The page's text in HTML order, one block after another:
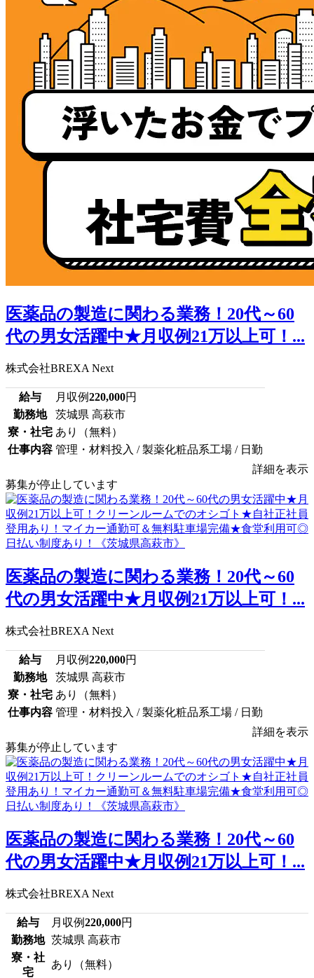
医薬品の製造に関わる業務！20代～60
代の男女活躍中★月収例21万以上可！...
株式会社BREXA Next
給与 月収例220,000円
勤務地
茨城県 高萩市
寮・社宅 あり（無料）
仕事内容 管理・材料投入 / 製薬化粧品系工場 / 日勤
詳細を表示
募集が停止しています
医薬品の製造に関わる業務！20代～60
代の男女活躍中★月収例21万以上可！...
株式会社BREXA Next
給与 月収例220,000円
勤務地
茨城県 高萩市
寮・社宅 あり（無料）
仕事内容 管理・材料投入 / 製薬化粧品系工場 / 日勤
詳細を表示
募集が停止しています
医薬品の製造に関わる業務！20代～60
代の男女活躍中★月収例21万以上可！...
株式会社BREXA Next
給与 月収例220,000円
勤務地 茨城県 高萩市
寮・社
宅
あり（無料）